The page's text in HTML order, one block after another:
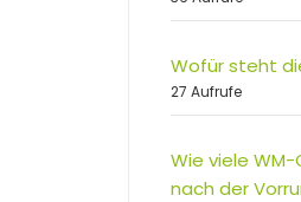
Wofür steht
27 Aufrufe
Wie viele
nach der